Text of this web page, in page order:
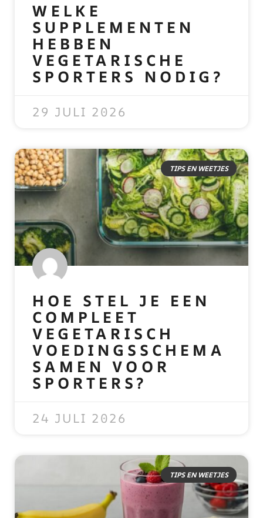
WELKE
SUPPLEMENTEN
HEBBEN
VEGETARISCHE
SPORTERS NODIG?
29 JULI 2026
TIPS EN WEETJES
HOE STEL JE EEN
COMPLEET
VEGETARISCH
VOEDINGSSCHEMA
SAMEN VOOR
SPORTERS?
24 JULI 2026
TIPS EN WEETJES